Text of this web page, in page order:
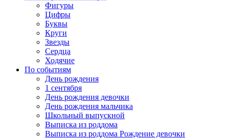
Фигуры
Цифры
Буквы
Круги
Звезды
Сердца
Ходячие
По событиям
День рождения
1 сентября
День рождения девочки
День рождения мальчика
Школьный выпускной
Выписка из роддома
Выписка из роддома Рождение девочки